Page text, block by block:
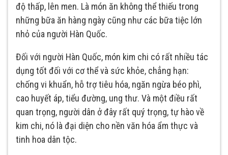
độ thấp, lên men. Là món ăn không thể thiếu trong
những bữa ăn hàng ngày cũng như các bữa tiệc lớn
nhỏ của người Hàn Quốc.
Đối với người Hàn Quốc, món kim chi có rất nhiều tác
dụng tốt đối với cơ thể và sức khỏe, chẳng hạn:
chống vi khuẩn, hỗ trợ tiêu hóa, ngăn ngừa béo phì,
cao huyết áp, tiểu đường, ung thư. Và một điều rất
quan trọng, người dân ở đây rất quý trọng, tự hào về
kim chi, nó là đại diện cho nền văn hóa ẩm thực và
tinh hoa dân tộc.